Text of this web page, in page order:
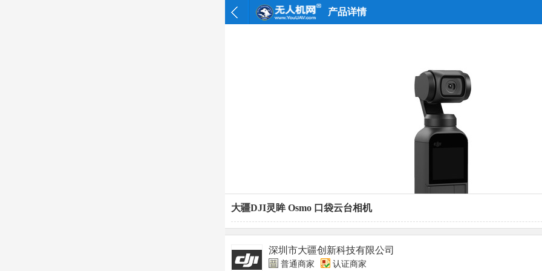
产品详情
大疆DJI灵眸 Osmo 口袋云台相机
深圳市大疆创新科技有限公司
普通商家 认证商家